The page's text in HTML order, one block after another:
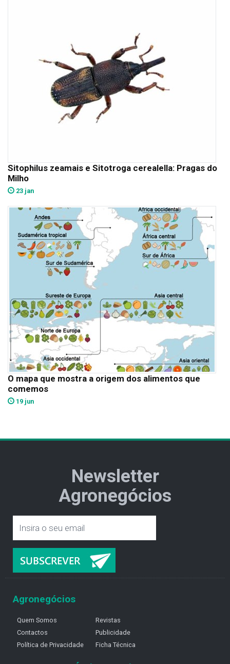
Sitophilus zeamais e Sitotroga cerealella: Pragas do
Milho
23 jan
O mapa que mostra a origem dos alimentos que
comemos
19 jun
Newsletter
Agronegócios
Agronegócios
Quem Somos
Contactos
Política de Privacidade
Revistas
Publicidade
Ficha Técnica